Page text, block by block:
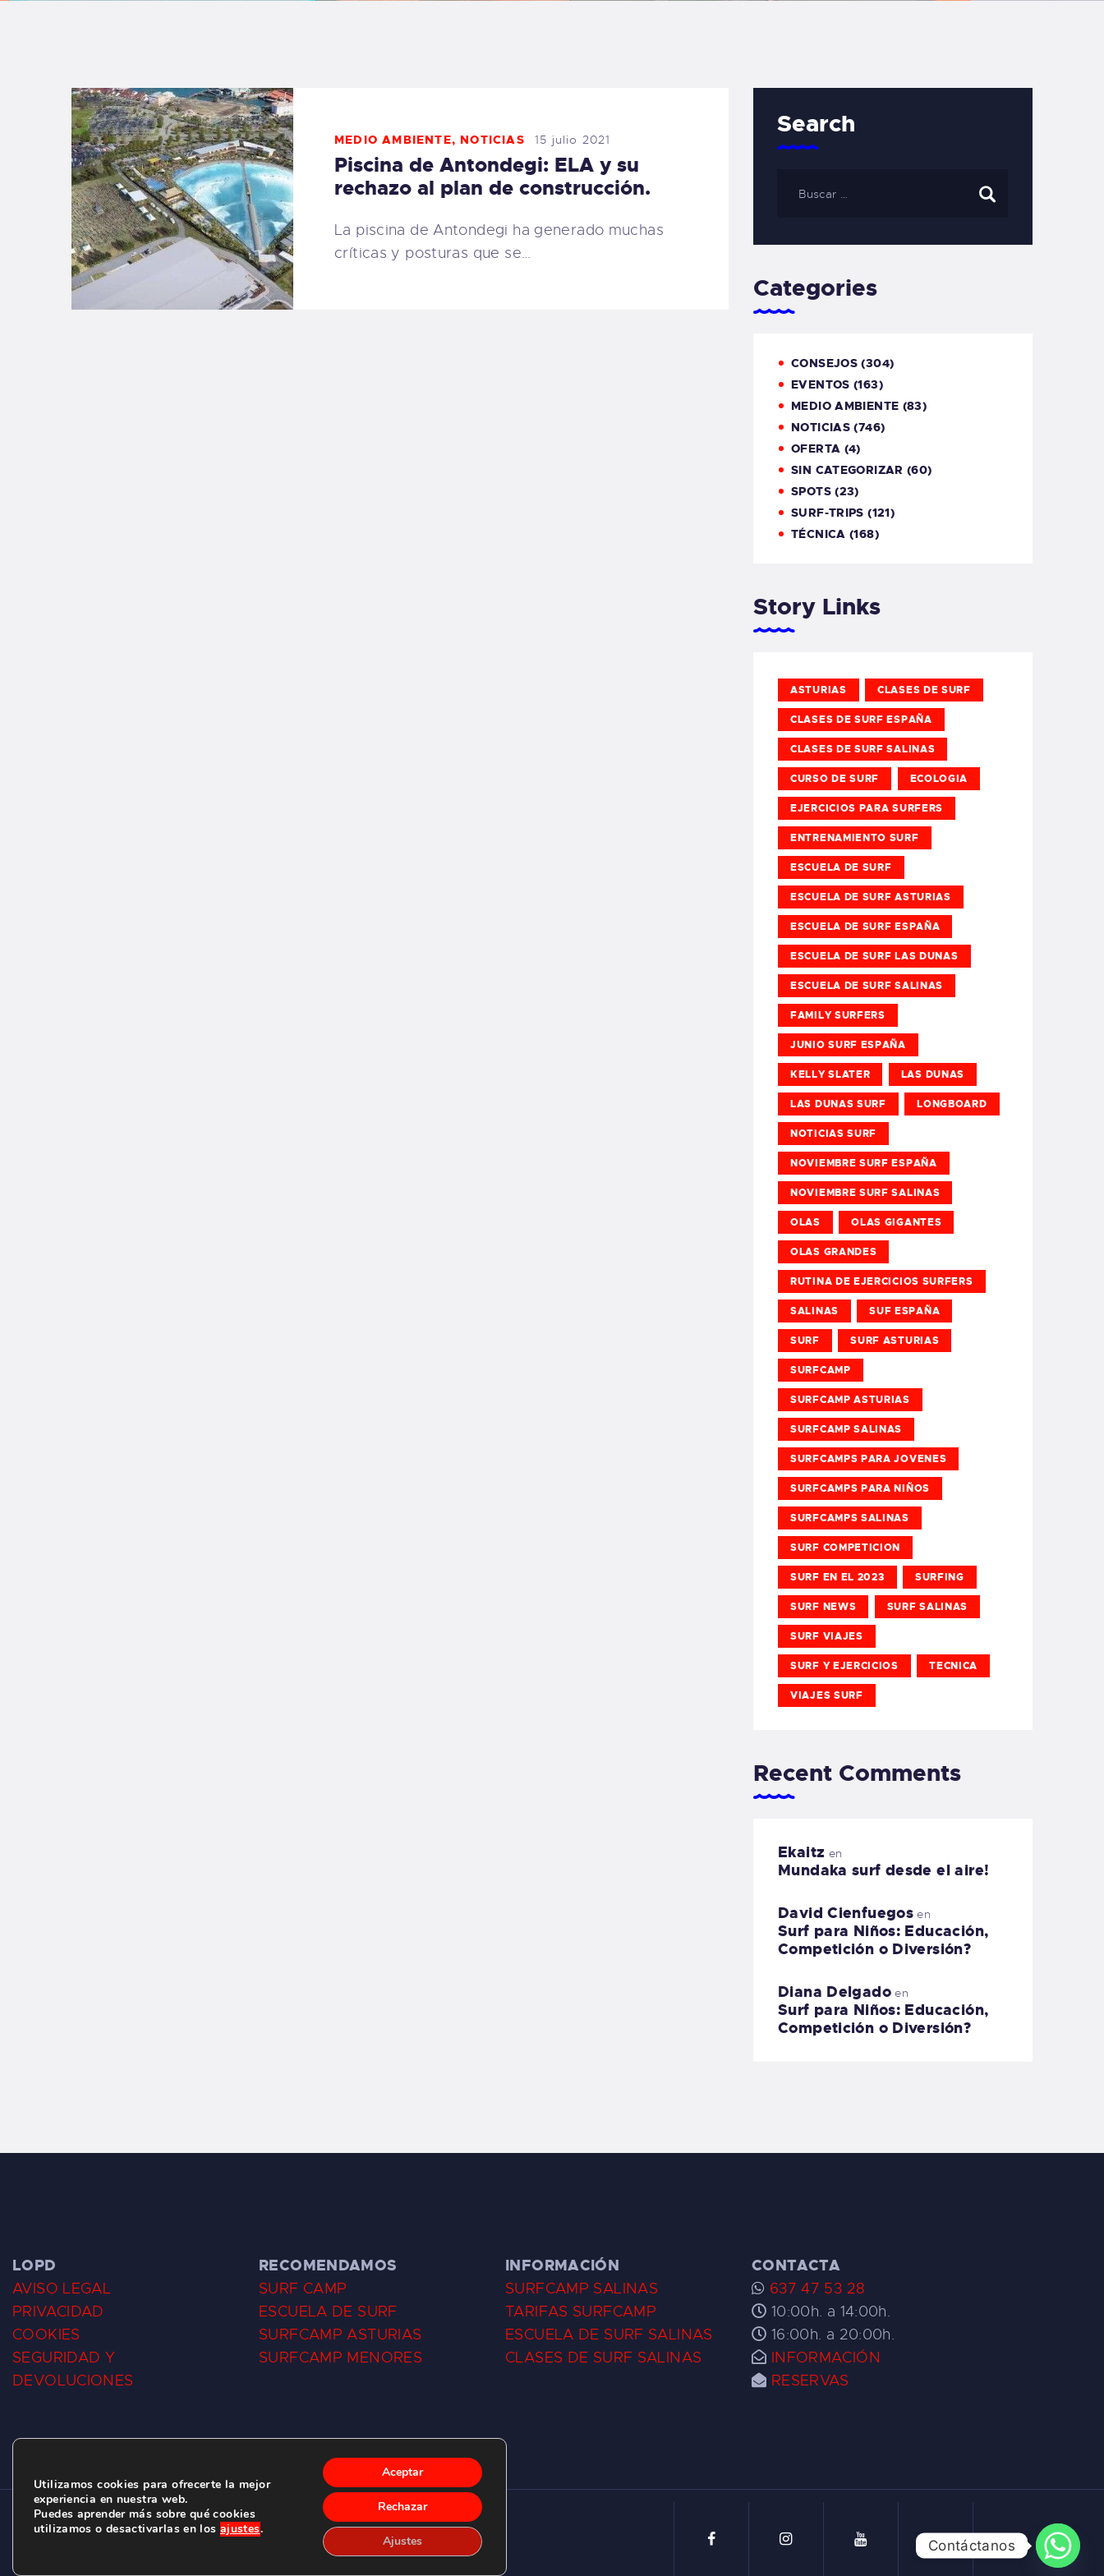
CARRITO
TIENDA FAMILY
SURFERS
MEDIO AMBIENTE, NOTICIAS 15 julio 2021
Piscina de Antondegi: ELA y su
rechazo al plan de construcción.
La piscina de Antondegi ha generado muchas
críticas y posturas que se…
Search
Categories
CONSEJOS (304)
EVENTOS (163)
MEDIO AMBIENTE (83)
NOTICIAS (746)
OFERTA (4)
SIN CATEGORIZAR (60)
SPOTS(23)
SURF-TRIPS (121)
TÉCNICA (168)
Story Links
ASTURIAS CLASES DE SURF
CLASES DE SURF ESPAÑA
CLASES DE SURF SALINAS
CURSO DE SURF ECOLOGIA
EJERCICIOS PARA SURFERS
ENTRENAMIENTO SURF
ESCUELA DE SURF
ESCUELA DE SURF ASTURIAS
ESCUELA DE SURF ESPAÑA
ESCUELA DE SURF LAS DUNAS
ESCUELA DE SURF SALINAS
FAMILY SURFERS
JUNIO SURF ESPAÑA
KELLY SLATER LAS DUNAS
LAS DUNAS SURF LONGBOARD
NOTICIAS SURF
NOVIEMBRE SURF ESPAÑA
NOVIEMBRE SURF SALINAS
OLAS OLAS GIGANTES
OLAS GRANDES
RUTINA DE EJERCICIOS SURFERS
SALINAS SUF ESPAÑA
SURF SURF ASTURIAS
SURFCAMP
SURFCAMP ASTURIAS
SURFCAMP SALINAS
SURFCAMPS PARA JOVENES
SURFCAMPS PARA NIÑOS
SURFCAMPS SALINAS
SURF COMPETICION
SURF EN EL 2023 SURFING
SURF NEWS SURF SALINAS
SURF VIAJES
SURF Y EJERCICIOS TECNICA
VIAJES SURF
Recent Comments
Ekaitz en
Mundaka surf desde el aire!
David Cienfuegos en
Surf para Niños: Educación,
Competición o Diversión?
Diana Delgadoen
Surf para Niños: Educación,
Competición o Diversión?
LOPD
AVISO LEGAL
PRIVACIDAD
COOKIES
SEGURIDAD Y
DEVOLUCIONES
RECOMENDAMOS
SURF CAMP
ESCUELA DE SURF
SURFCAMP ASTURIAS
SURFCAMP MENORES
INFORMACIÓN
SURFCAMP SALINAS
TARIFAS SURFCAMP
ESCUELA DE SURF SALINAS
CLASES DE SURF SALINAS
CONTACTA
637 47 53 28
10:00h. a 14:00h.
16:00h. a 20:00h.
INFORMACIÓN
RESERVAS
CLUB DE SURF LAS DUNAS ©2026.
C/ BERNARDO ÁLVAREZ GALAN 1, SALINAS (ASTURIAS)
Utilizamos cookies para ofrecerte la mejor
experiencia en nuestra web.
Puedes aprender más sobre qué cookies
utilizamos o desactivarlas en los ajustes.
Aceptar
Rechazar
Ajustes Contáctanos